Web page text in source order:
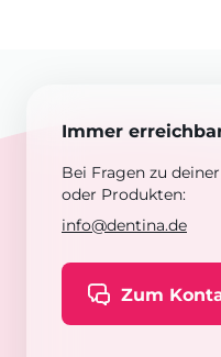
Immer
Bei Fragen zu
oder Produkten:
info@dentina.de
Zum